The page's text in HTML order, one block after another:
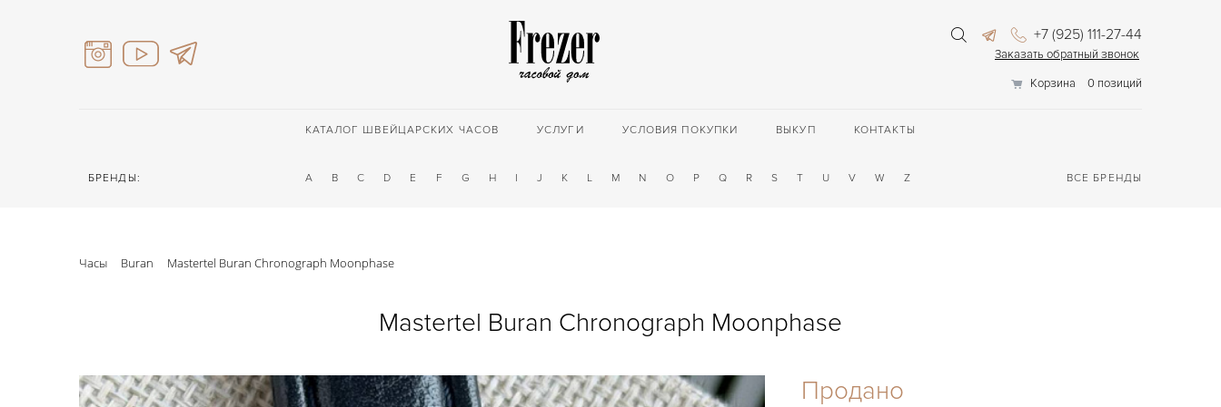
+7 (925) 111-27-44
Заказать обратный звонок
Корзина
0 позиций
КАТАЛОГ ШВЕЙЦАРСКИХ ЧАСОВ УСЛУГИ УСЛОВИЯ ПОКУПКИ ВЫКУП КОНТАКТЫ
БРЕНДЫ: A B C D E F G H I J K L M N O P Q R S T U V W Z ВСЕ БРЕНДЫ
Часы Buran Mastertel Buran Chronograph Moonphase
Mastertel Buran Chronograph Moonphase
Продано